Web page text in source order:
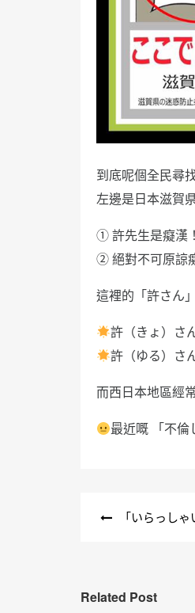
到底呢個全民尋
左邊是日本滋賀
① 許先生是癡漢！
② 絕對不可原諒
這裡的「許さん
許（きょ）さ
許（ゆる）さ
而西日本地區經
最近嘅 「不倫
「いらっし
Related Post